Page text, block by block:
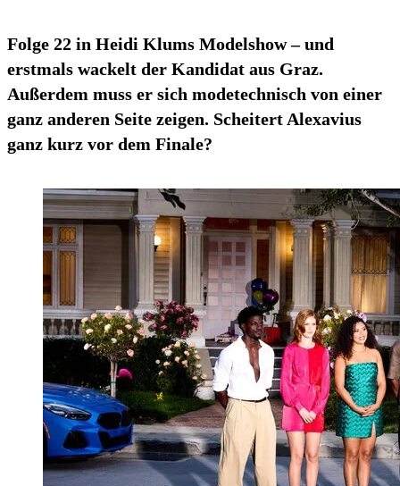
Folge 22 in Heidi Klums Modelshow – und
erstmals wackelt der Kandidat aus Graz.
Außerdem muss er sich modetechnisch von einer
ganz anderen Seite zeigen. Scheitert Alexavius
ganz kurz vor dem Finale?